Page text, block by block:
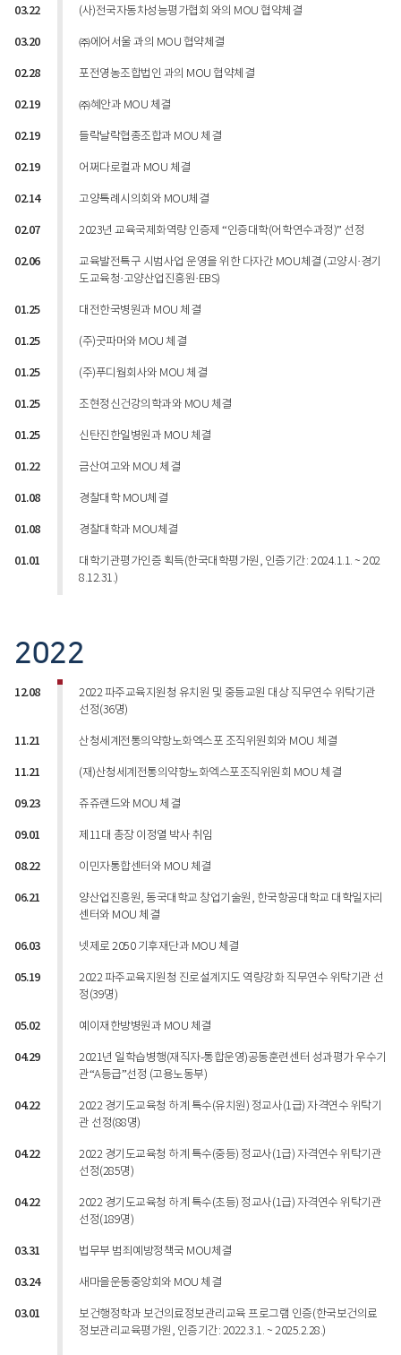
03.22 (사)전국자동차성능평가협회 와의 MOU 협약체결
03.20 ㈜에어서울 과의 MOU 협약체결
02.28 포전영농조합법인 과의 MOU 협약체결
02.19 ㈜혜안과 MOU 체결
02.19 들락날락협종조합과 MOU 체결
02.19 어쩌다로컬과 MOU 체결
02.14 고양특례시의회와 MOU체결
02.07 2023년 교육국제화역량 인증제 “인증대학(어학연수과정)” 선정
02.06
교육발전특구 시범사업 운영을 위한 다자간 MOU체결 (고양시·경기
도교육청·고양산업진흥원·EBS)
01.25 대전한국병원과 MOU 체결
01.25 (주)굿파머와 MOU 체결
01.25 (주)푸디웜회사와 MOU 체결
01.25 조현정신건강의학과와 MOU 체결
01.25 신탄진한일병원과 MOU 체결
01.22 금산여고와 MOU 체결
01.08 경찰대학 MOU체결
01.08 경찰대학과 MOU체결
01.01
대학기관평가인증 획득(한국대학평가원, 인증기간: 2024.1.1. ~ 202
8.12.31.)
2022
12.08
2022 파주교육지원청 유치원 및 중등교원 대상 직무연수 위탁기관
선정(36명)
11.21 산청세계전통의약항노화엑스포 조직위원회와 MOU 체결
11.21 (재)산청세계전통의약항노화엑스포조직위원회 MOU 체결
09.23 쥬쥬랜드와 MOU 체결
09.01 제11대 총장 이정열 박사 취임
08.22 이민자통합센터와 MOU 체결
06.21
양산업진흥원, 동국대학교 창업기술원, 한국항공대학교 대학일자리
센터와 MOU 체결
06.03 넷제로 2050 기후재단과 MOU 체결
05.19
2022 파주교육지원청 진로설계지도 역량강화 직무연수 위탁기관 선
정(39명)
05.02 예이재한방병원과 MOU 체결
04.29
2021년 일학습병행(재직자-통합운영)공동훈련센터 성과평가 우수기
관“A등급”선정 (고용노동부)
04.22
2022 경기도교육청 하계 특수(유치원) 정교사(1급) 자격연수 위탁기
관 선정(88명)
04.22
2022 경기도교육청 하계 특수(중등) 정교사(1급) 자격연수 위탁기관
선정(285명)
04.22
2022 경기도교육청 하계 특수(초등) 정교사(1급) 자격연수 위탁기관
선정(189명)
03.31 법무부 범죄예방정책국 MOU체결
03.24 새마을운동중앙회와 MOU 체결
03.01
보건행정학과 보건의료정보관리교육 프로그램 인증(한국보건의료
정보관리교육평가원, 인증기간: 2022.3.1. ~ 2025.2.28.)